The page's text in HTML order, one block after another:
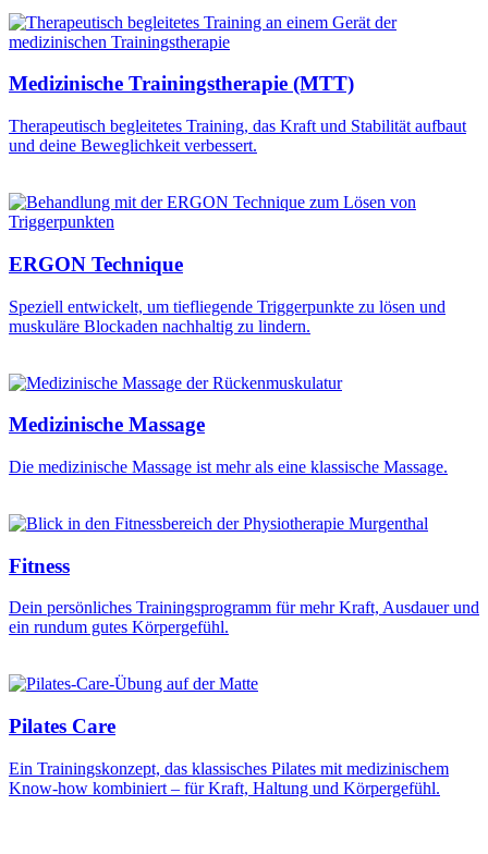
Medizinische Trainingstherapie (MTT)
Therapeutisch begleitetes Training, das Kraft und Stabilität aufbaut
und deine Beweglichkeit verbessert.
ERGON Technique
Speziell entwickelt, um tiefliegende Triggerpunkte zu lösen und
muskuläre Blockaden nachhaltig zu lindern.
Medizinische Massage
Die medizinische Massage ist mehr als eine klassische Massage.
Fitness
Dein persönliches Trainingsprogramm für mehr Kraft, Ausdauer und
ein rundum gutes Körpergefühl.
Pilates Care
Ein Trainingskonzept, das klassisches Pilates mit medizinischem
Know-how kombiniert – für Kraft, Haltung und Körpergefühl.